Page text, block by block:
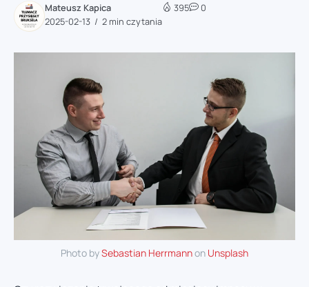
Mateusz Kapica
2025-02-13
2 min czytania
395 0
Photo bySebastian Herrmannon Unsplash